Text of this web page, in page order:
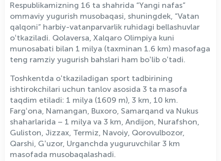
Respublikamizning 16 ta shahrida “Yangi nafas”
ommaviy yugurish musobaqasi, shuningdek, “Vatan
qalqoni” harbiy-vatanparvarlik ruhidagi bellashuvlar
oʻtkaziladi. Qolaversa, Xalqaro Olimpiya kuni
munosabati bilan 1 milya (taxminan 1.6 km) masofaga
teng ramziy yugurish bahslari ham boʻlib oʻtadi.
Toshkentda oʻtkaziladigan sport tadbirining
ishtirokchilari uchun tanlov asosida 3 ta masofa
taqdim etiladi: 1 milya (1609 m), 3 km, 10 km.
Fargʻona, Namangan, Buxoro, Samarqand va Nukus
shaharlarida – 1 milya va 3 km, Andijon, Nurafshon,
Guliston, Jizzax, Termiz, Navoiy, Qorovulbozor,
Qarshi, Gʻuzor, Urganchda yuguruvchilar 3 km
masofada musobaqalashadi.